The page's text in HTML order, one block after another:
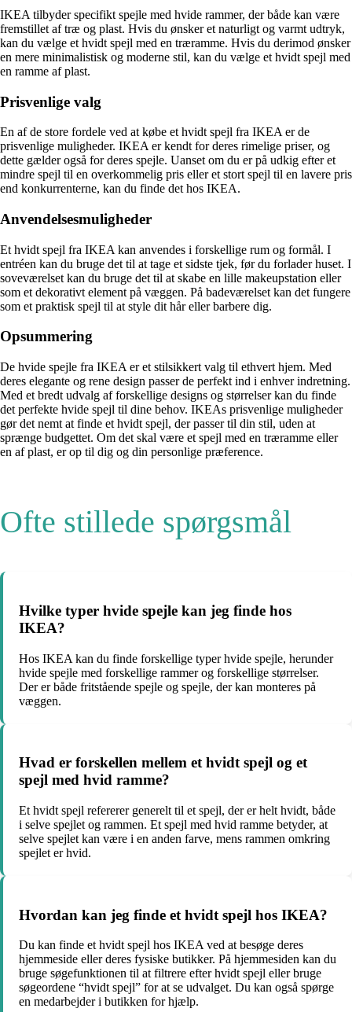
IKEA tilbyder specifikt spejle med hvide rammer, der både kan være
fremstillet af træ og plast. Hvis du ønsker et naturligt og varmt udtryk,
kan du vælge et hvidt spejl med en træramme. Hvis du derimod ønsker
en mere minimalistisk og moderne stil, kan du vælge et hvidt spejl med
en ramme af plast.
Prisvenlige valg
En af de store fordele ved at købe et hvidt spejl fra IKEA er de
prisvenlige muligheder. IKEA er kendt for deres rimelige priser, og
dette gælder også for deres spejle. Uanset om du er på udkig efter et
mindre spejl til en overkommelig pris eller et stort spejl til en lavere pris
end konkurrenterne, kan du finde det hos IKEA.
Anvendelsesmuligheder
Et hvidt spejl fra IKEA kan anvendes i forskellige rum og formål. I
entréen kan du bruge det til at tage et sidste tjek, før du forlader huset. I
soveværelset kan du bruge det til at skabe en lille makeupstation eller
som et dekorativt element på væggen. På badeværelset kan det fungere
som et praktisk spejl til at style dit hår eller barbere dig.
Opsummering
De hvide spejle fra IKEA er et stilsikkert valg til ethvert hjem. Med
deres elegante og rene design passer de perfekt ind i enhver indretning.
Med et bredt udvalg af forskellige designs og størrelser kan du finde
det perfekte hvide spejl til dine behov. IKEAs prisvenlige muligheder
gør det nemt at finde et hvidt spejl, der passer til din stil, uden at
sprænge budgettet. Om det skal være et spejl med en træramme eller
en af plast, er op til dig og din personlige præference.
Ofte stillede spørgsmål
Hvilke typer hvide spejle kan jeg finde hos
IKEA?
Hos IKEA kan du finde forskellige typer hvide spejle, herunder
hvide spejle med forskellige rammer og forskellige størrelser.
Der er både fritstående spejle og spejle, der kan monteres på
væggen.
Hvad er forskellen mellem et hvidt spejl og et
spejl med hvid ramme?
Et hvidt spejl refererer generelt til et spejl, der er helt hvidt, både
i selve spejlet og rammen. Et spejl med hvid ramme betyder, at
selve spejlet kan være i en anden farve, mens rammen omkring
spejlet er hvid.
Hvordan kan jeg finde et hvidt spejl hos IKEA?
Du kan finde et hvidt spejl hos IKEA ved at besøge deres
hjemmeside eller deres fysiske butikker. På hjemmesiden kan du
bruge søgefunktionen til at filtrere efter hvidt spejl eller bruge
søgeordene “hvidt spejl” for at se udvalget. Du kan også spørge
en medarbejder i butikken for hjælp.